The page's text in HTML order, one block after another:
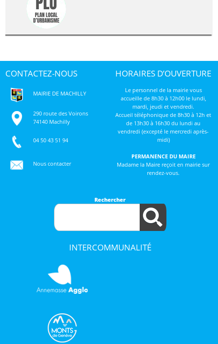
CONTACTEZ-NOUS
MAIRIE DE MACHILLY
290 route des Voirons
74140 Machilly
04 50 43 51 94
Nous contacter
HORAIRES D’OUVERTURE
Le personnel de la mairie vous
accueille de 8h30 à 12h00 le lundi,
mardi, jeudi et vendredi.
Accueil téléphonique de 8h30 à 12h et
de 13h30 à 16h30 du lundi au
vendredi (excepté le mercredi après-
midi)
PERMANENCE DU MAIRE
Madame la Maire reçoit en mairie sur
rendez-vous.
Rechercher
INTERCOMMUNALITÉ